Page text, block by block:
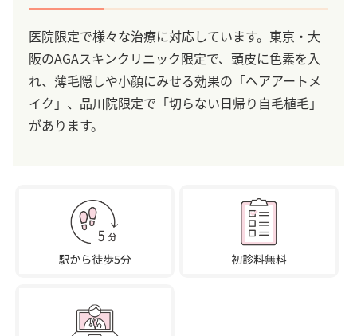
医院限定で様々な治療に対応しています。東京・大
阪のAGAスキンクリニック限定で、頭皮に色素を入
れ、薄毛隠しや小顔にみせる効果の「ヘアアートメ
イク」、品川院限定で「切らない日帰り自毛植毛」
があります。